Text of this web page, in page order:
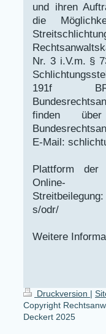
und ihren
die
Nr. 3 i.V.m. §
191f
finden
E-Mail:
Plattform der
Online-
s/odr/
Weitere
Druckversion |
Copyright
Deckert 2025